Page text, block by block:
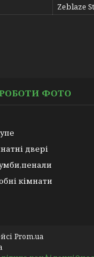
Zeblaze
ФОТО
двері
кімнати
Prom.ua